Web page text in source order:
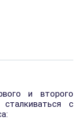
и второго
с